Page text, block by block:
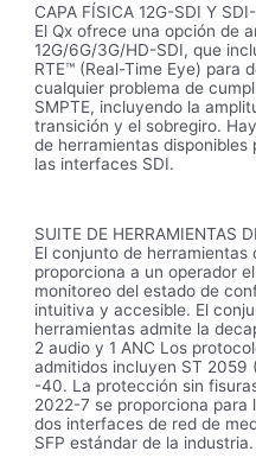
CAPA FÍSICA 12G-SDI Y
El Qx ofrece una opción de
12G/6G/3G/HD-SDI, que
RTE™ (Real-Time Eye) para
cualquier problema de
SMPTE, incluyendo la
transición y el sobregiro.
de herramientas disponibles
las interfaces SDI.
SUITE DE HERRAMIENTAS
El conjunto de herramientas
proporciona a un operador el
monitoreo del estado de
intuitiva y accesible. El
herramientas admite la
2 audio y 1 ANC Los
admitidos incluyen ST 2059
-40. La protección sin
2022-7 se proporciona
dos interfaces de red de
SFP estándar de la industria.